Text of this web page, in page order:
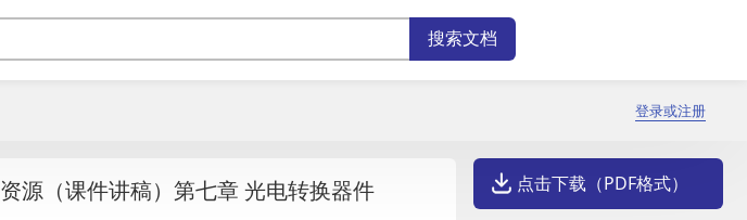
登录或注册
源（课件讲稿）第七章 光电转换器件 点击下载（PDF格式）